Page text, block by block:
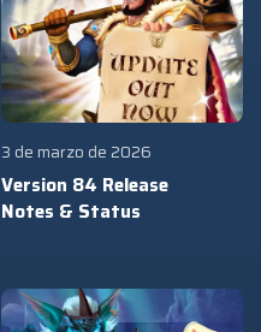
3 de marzo de 2026
Version 84 Release
Notes & Status